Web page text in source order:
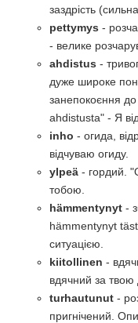
заздрість
pettymys -
- велике
ahdistus -
дуже широке
занепокоєння до
ahdistusta" - Я
inho - огида,
відчуваю огиду.
ylpeä - гордий.
тобою.
hämmentynyt -
hämmentynyt
ситуацією.
kiitollinen -
вдячний за твою
turhautunut -
пригнічений.